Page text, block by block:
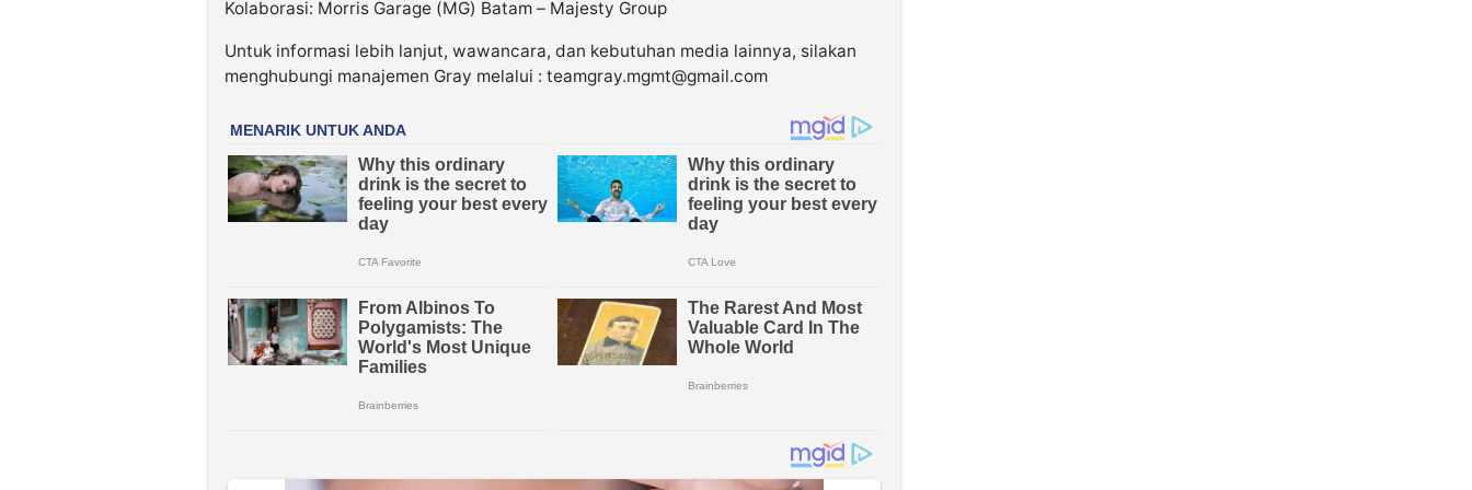
Kolaborasi: Morris Garage (MG) Batam – Majesty Group
Untuk informasi lebih lanjut, wawancara, dan kebutuhan media lainnya, silakan
menghubungi manajemen Gray melalui : teamgray.mgmt@gmail.com